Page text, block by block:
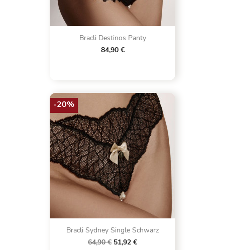
Bracli Destinos Panty
84,90 €
Bracli Sydney Single Schwarz
64,90 € 51,92 €
-20%